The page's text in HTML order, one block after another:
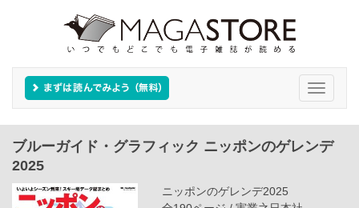
Toggle
ブルーガイド・グラフィック ニッポンのゲレンデ
2025
ニッポンのゲレンデ2025